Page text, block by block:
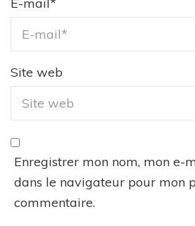
E-mail*
Site web
Enregistrer mon nom, mon e-
dans le navigateur pour mon
commentaire.